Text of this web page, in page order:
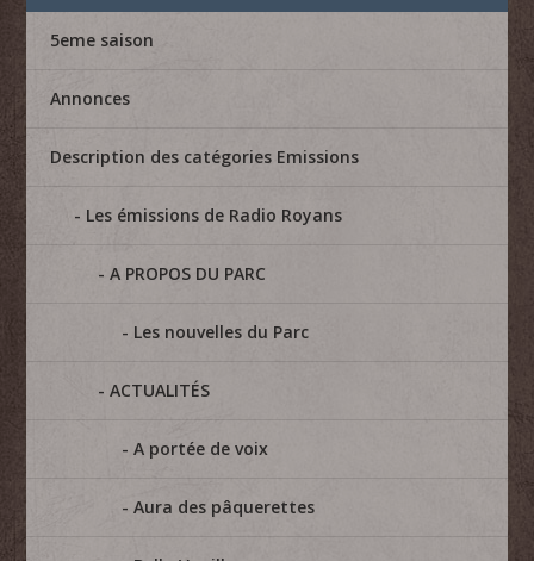
5eme saison
Annonces
Description des catégories Emissions
Les émissions de Radio Royans
A PROPOS DU PARC
Les nouvelles du Parc
ACTUALITÉS
A portée de voix
Aura des pâquerettes